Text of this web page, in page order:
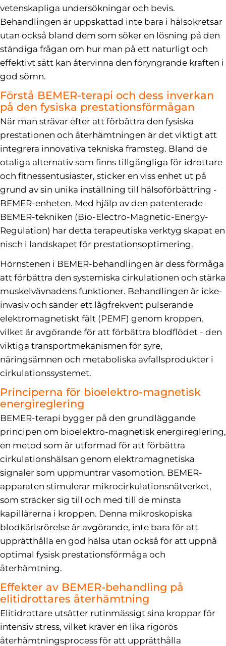
vetenskapliga undersökningar och bevis.
Behandlingen är uppskattad inte bara i hälsokretsar
utan också bland dem som söker en lösning på den
ständiga frågan om hur man på ett naturligt och
effektivt sätt kan återvinna den föryngrande kraften i
god sömn.
Förstå BEMER-terapi och dess inverkan
på den fysiska prestationsförmågan
När man strävar efter att förbättra den fysiska
prestationen och återhämtningen är det viktigt att
integrera innovativa tekniska framsteg. Bland de
otaliga alternativ som finns tillgängliga för idrottare
och fitnessentusiaster, sticker en viss enhet ut på
grund av sin unika inställning till hälsoförbättring -
BEMER-enheten. Med hjälp av den patenterade
BEMER-tekniken (Bio-Electro-Magnetic-Energy-
Regulation) har detta terapeutiska verktyg skapat en
nisch i landskapet för prestationsoptimering.
Hörnstenen i BEMER-behandlingen är dess förmåga
att förbättra den systemiska cirkulationen och stärka
muskelvävnadens funktioner. Behandlingen är icke-
invasiv och sänder ett lågfrekvent pulserande
elektromagnetiskt fält (PEMF) genom kroppen,
vilket är avgörande för att förbättra blodflödet - den
viktiga transportmekanismen för syre,
näringsämnen och metaboliska avfallsprodukter i
cirkulationssystemet.
Principerna för bioelektro-magnetisk
energireglering
BEMER-terapi bygger på den grundläggande
principen om bioelektro-magnetisk energireglering,
en metod som är utformad för att förbättra
cirkulationshälsan genom elektromagnetiska
signaler som uppmuntrar vasomotion. BEMER-
apparaten stimulerar mikrocirkulationsnätverket,
som sträcker sig till och med till de minsta
kapillärerna i kroppen. Denna mikroskopiska
blodkärlsrörelse är avgörande, inte bara för att
upprätthålla en god hälsa utan också för att uppnå
optimal fysisk prestationsförmåga och
återhämtning.
Effekter av BEMER-behandling på
elitidrottares återhämtning
Elitidrottare utsätter rutinmässigt sina kroppar för
intensiv stress, vilket kräver en lika rigorös
återhämtningsprocess för att upprätthålla